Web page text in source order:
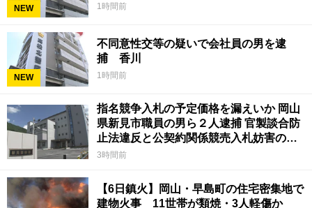
NEW 1時間前
NEW
不同意性交等の疑いで会社員の男を逮
捕 香川
1時間前
指名競争入札の予定価格を漏えいか 岡山
県新見市職員の男ら２人逮捕 官製談合防
止法違反と公契約関係競売入札妨害の疑
い
3時間前
【6日鎮火】岡山・早島町の住宅密集地で
建物火事 11世帯が類焼・3人軽傷か